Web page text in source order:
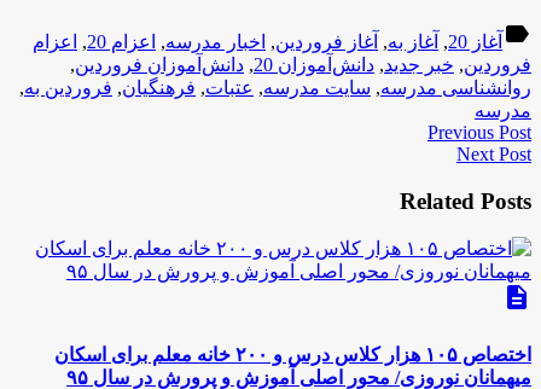
label آغاز 20 , آغاز به, آغاز فروردین, اخبار مدرسه, اعزام 20 ,
اعزام
فروردین, خبر جدید, دانش‌آموزان 20 , دانش‌آموزان فروردین,
روانشناسی مدرسه, سایت مدرسه, عتبات, فرهنگیان, فروردین به,
مدرسه
Previous Post
Next Post
Related Posts
description
اختصاص ۱۰۵ هزار کلاس درس و ۲۰۰ خانه معلم برای اسکان
میهمانان نوروزی/ محور اصلی آموزش و پرورش در سال ۹۵